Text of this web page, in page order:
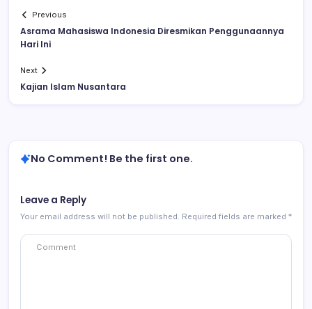
Previous
Asrama Mahasiswa Indonesia Diresmikan Penggunaannya
Hari Ini
Next
Kajian Islam Nusantara
No Comment! Be the first one.
Leave a Reply
Your email address will not be published. Required fields are marked *